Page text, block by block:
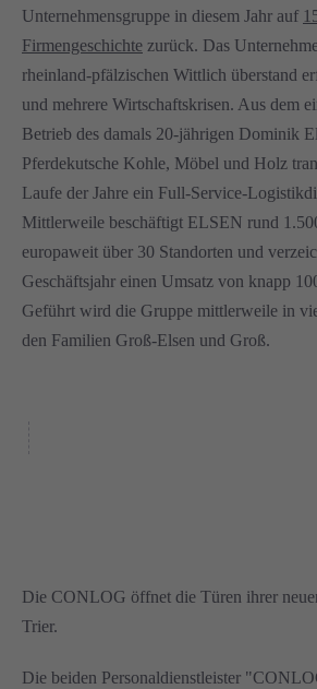
Unternehmensgruppe in diesem Jahr auf
Firmengeschichte zurück. Das
rheinland-pfälzischen Wittlich überstand
und mehrere Wirtschaftskrisen. Aus dem
Betrieb des damals 20-jährigen Dominik
Pferdekutsche Kohle, Möbel und Holz
Laufe der Jahre ein Full-Service-
Mittlerweile beschäftigt ELSEN rund
europaweit über 30 Standorten und
Geschäftsjahr einen Umsatz von knapp
Geführt wird die Gruppe mittlerweile in
den Familien Groß-Elsen und Groß.
Die CONLOG öffnet die Türen ihrer
Trier.
Die beiden Personaldienstleister